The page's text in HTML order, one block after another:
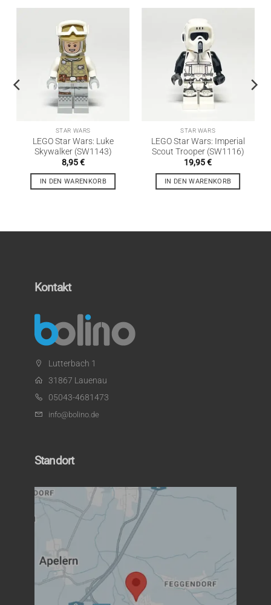
STAR WARS
LEGO Star Wars: Luke
Skywalker (SW1143)
8,95€
IN DEN WARENKORB
STAR WARS
LEGO Star Wars: Imperial
Scout Trooper (SW1116)
19,95€
IN DEN WARENKORB
Kontakt
Lutterbach 1
31867 Lauenau
05043-4681473
info@bolino.de
Standort